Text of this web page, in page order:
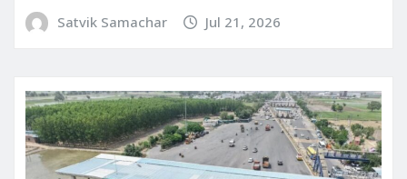
Satvik Samachar Jul 21, 2026